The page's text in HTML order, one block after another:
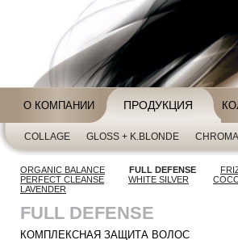
О КОМПАНИИ ПРОДУКЦИЯ
COLLAGE GLOSS + K.BLONDE CHROMA
ORGANIC BALANCE FULL DEFENSE
PERFECT CLEANSE
WHITE SILVER
LAVENDER
FULL DEFENSE
КОМПЛЕКСНАЯ ЗАЩИТА ВОЛОС